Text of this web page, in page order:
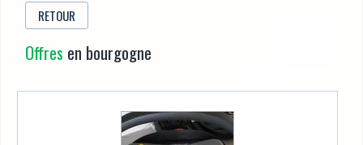
RETOUR
Offres en bourgogne